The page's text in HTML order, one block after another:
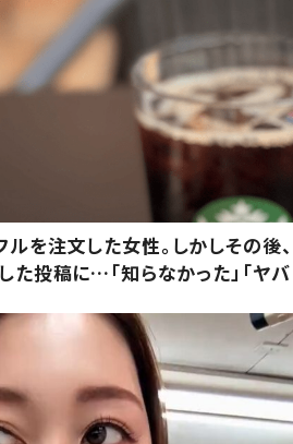
ルを注文した女性。しかしその後、
た投稿に…「知らなかった」「ヤバ